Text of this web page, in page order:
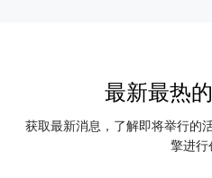
最新最热
获取最新消息，了解即将举行的
擎进行